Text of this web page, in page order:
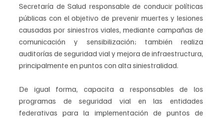
Secretaría de Salud responsable de conducir políticas
públicas con el objetivo de prevenir muertes y lesiones
causadas por siniestros viales, mediante campañas de
comunicación y sensibilización; también realiza
auditorías de seguridad vial y mejora de infraestructura,
principalmente en puntos con alta siniestralidad.
De igual forma, capacita a responsables de los
programas de seguridad vial en las entidades
federativas para la implementación de puntos de